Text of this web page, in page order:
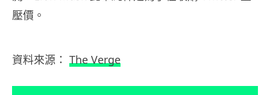
壓價。
資料來源： The Verge